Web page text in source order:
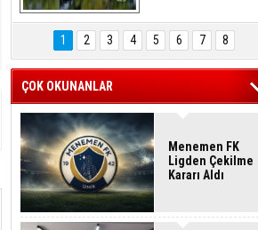
Hasan Eser'in
Objektifinden
1 2 3 4 5 6 7 8
ÇOK OKUNANLAR
Menemen FK
Ligden Çekilme
Kararı Aldı